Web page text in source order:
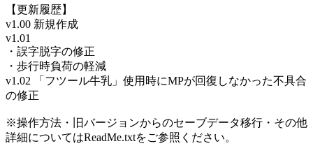
【更新履歴】
v1.00 新規作成
v1.01
・誤字脱字の修正
・歩行時負荷の軽減
v1.02 「フツール牛乳」使用時にMPが回復しなかった不具合
の修正
※操作方法・旧バージョンからのセーブデータ移行・その他
詳細についてはReadMe.txtをご参照ください。